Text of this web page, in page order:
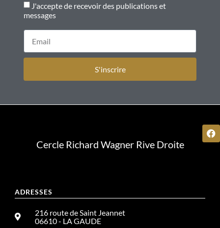
J'accepte de recevoir des publications et
messages
S'inscrire
ADRESSES
216 route de Saint Jeannet
06610 - LA GAUDE
Cercle Richard Wagner Rive Droite